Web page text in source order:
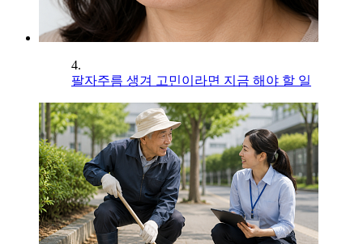
4.
팔자주름 생겨 고민이라면 지금 해야 할 일